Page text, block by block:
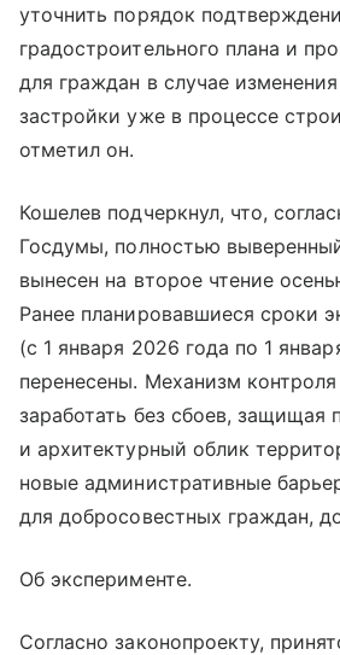
уточнить порядок
градостроительного плана и
для граждан в случае
застройки уже в процессе
отметил он.
Кошелев подчеркнул, что,
Госдумы, полностью
вынесен на второе чтение
Ранее планировавшиеся сроки
(с 1 января 2026 года по 1
перенесены. Механизм
заработать без сбоев, защищая
и архитектурный облик
новые административные
для добросовестных граждан,
Об эксперименте.
Согласно законопроекту,